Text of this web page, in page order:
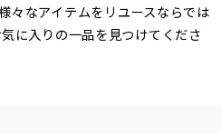
々なアイテムをリユースならでは
に入りの一品を見つけてくださ